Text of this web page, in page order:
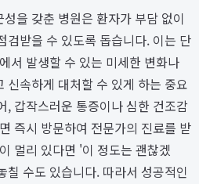
을 갖춘 병원은 환자가 부담 없이
검받을 수 있도록 돕습니다. 이는 단
서 발생할 수 있는 미세한 변화나
신속하게 대처할 수 있게 하는 중요
, 갑작스러운 통증이나 심한 건조감
즉시 방문하여 전문가의 진료를 받
멀리 있다면 '이 정도는 괜찮겠
칠 수도 있습니다. 따라서 성공적인